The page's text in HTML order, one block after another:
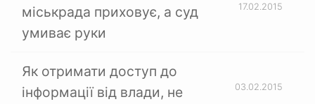
міськрада приховує, а суд
умиває руки
17.02.2015
Як отримати доступ до
інформації від влади, не
03.02.2015